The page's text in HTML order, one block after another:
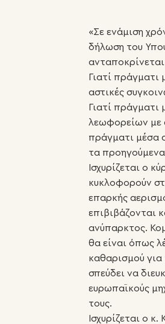
«Σε ενάμιση
δήλωση του
Γιατί
αστικές
Γιατί
λεωφορείων με
πράγματι μέσα
τα
Ισχυρίζεται ο
κυκλοφορούν
επαρκής
επιβιβάζονται
ανύπαρκτος.
θα είναι όπως
καθαρισμού
σπεύδει να
ευρωπαϊκούς
τους.
Ισχυρίζεται ο